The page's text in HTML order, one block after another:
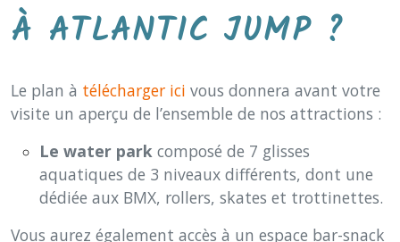
À ATLANTIC JUMP ?
Le plan à télécharger ici vous donnera avant votre
visite un aperçu de l’ensemble de nos attractions :
Le water park composé de 7 glisses
aquatiques de 3 niveaux différents, dont une
dédiée aux BMX, rollers, skates et trottinettes.
Vous aurez également accès à un espace bar-snack